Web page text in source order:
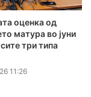
оценка од
матура во јуни
три типа
11:26